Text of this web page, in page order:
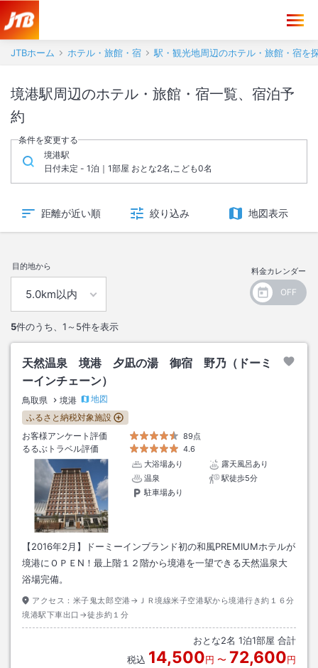
JTBホーム ホテル・旅館・宿 駅・観光地周辺のホテル・旅館・宿を
境港駅周辺のホテル・旅館・宿一覧、宿泊予
約
条件を変更する
境港駅
日付未定 - 1泊｜1部屋 おとな2名,こども0名
距離が近い順 絞り込み 地図表示
目的地から 料金カレンダー
5件のうち、 1～5件を表示
天然温泉 境港 夕凪の湯 御宿 野乃（ドーミ
ーインチェーン）
鳥取県 境港
地図
ふるさと納税対象施設
お客様アンケート評価
89点
るるぶトラベル評価
4.6
大浴場あり
露天風呂あり
温泉
駅徒歩5分
駐車場あり
【2016年2月】ドーミーインブランド初の和風PREMIUMホテルが
境港にＯＰＥN！最上階１２階から境港を一望できる天然温泉大
浴場完備。
アクセス： 米子鬼太郎空港→ＪＲ境線米子空港駅から境港行き約１６分
境港駅下車出口→徒歩約１分
おとな2名 1泊1部屋 合計
税込 14,500円 〜 72,600円